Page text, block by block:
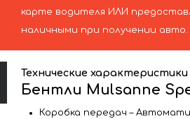
карте водителя ИЛИ
наличными при получении авто.
Технические характеристики
Бентли Mulsanne
Коробка передач –